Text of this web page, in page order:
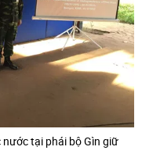
tại phái bộ Gìn giữ